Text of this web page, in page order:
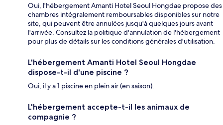
Oui, l'hébergement Amanti Hotel Seoul Hongdae propose des
chambres intégralement remboursables disponibles sur notre
site, qui peuvent être annulées jusqu'à quelques jours avant
l'arrivée. Consultez la politique d'annulation de l'hébergement
pour plus de détails sur les conditions générales d'utilisation.
L'hébergement Amanti Hotel Seoul Hongdae
dispose-t-il d'une piscine ?
Oui, il y a 1 piscine en plein air (en saison).
L'hébergement accepte-t-il les animaux de
compagnie ?